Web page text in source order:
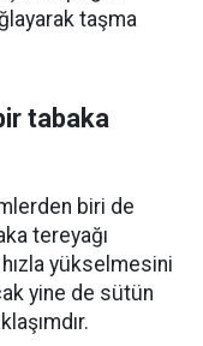
taşma
tabaka
biri de
tereyağı
yükselmesini
yine de sütün